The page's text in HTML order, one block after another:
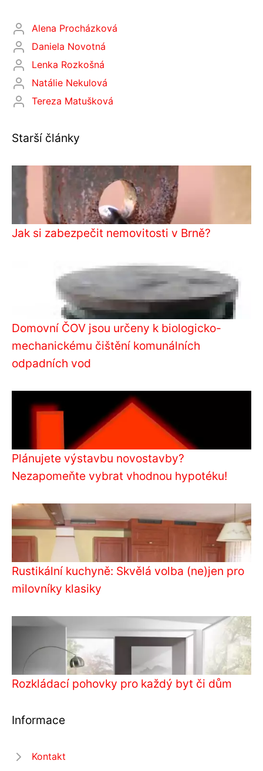
Alena Procházková
Daniela Novotná
Lenka Rozkošná
Natálie Nekulová
Tereza Matušková
Starší články
Jak si zabezpečit nemovitosti v Brně?
Domovní ČOV jsou určeny k biologicko-
mechanickému čištění komunálních
odpadních vod
Plánujete výstavbu novostavby?
Nezapomeňte vybrat vhodnou hypotéku!
Rustikální kuchyně: Skvělá volba (ne)jen pro
milovníky klasiky
Rozkládací pohovky pro každý byt či dům
Informace
Kontakt